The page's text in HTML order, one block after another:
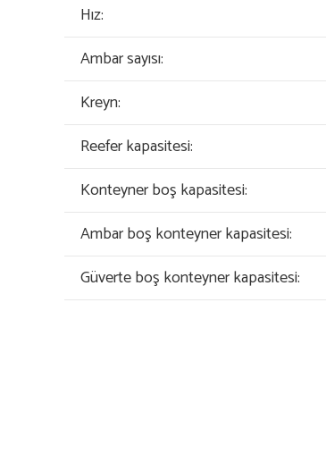
Hız:
Ambar sayısı:
Kreyn:
Reefer kapasitesi:
Konteyner boş kapasitesi:
Ambar boş konteyner kapasitesi:
Güverte boş konteyner kapasitesi: